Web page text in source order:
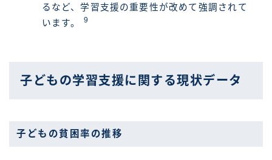
るなど、学習支援の重要性が改めて強調されて
います。
9
子どもの学習支援に関する現状データ
子どもの貧困率の推移